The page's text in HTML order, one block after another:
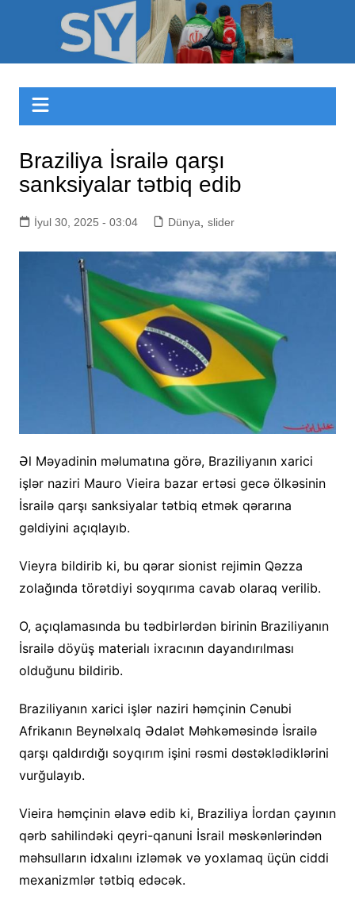
Sizinyol.org
Braziliya İsrailə qarşı
sanksiyalar tətbiq edib
İyul 30, 2025 - 03:04 Dünya slider
Əl Məyadinin məlumatına görə, Braziliyanın xarici
işlər naziri Mauro Vieira bazar ertəsi gecə ölkəsinin
İsrailə qarşı sanksiyalar tətbiq etmək qərarına
gəldiyini açıqlayıb.
Vieyra bildirib ki, bu qərar sionist rejimin Qəzza
zolağında törətdiyi soyqırıma cavab olaraq verilib.
O, açıqlamasında bu tədbirlərdən birinin Braziliyanın
İsrailə döyüş materialı ixracının dayandırılması
olduğunu bildirib.
Braziliyanın xarici işlər naziri həmçinin Cənubi
Afrikanın Beynəlxalq Ədalət Məhkəməsində İsrailə
qarşı qaldırdığı soyqırım işini rəsmi dəstəklədiklərini
vurğulayıb.
Vieira həmçinin əlavə edib ki, Braziliya İordan çayının
qərb sahilindəki qeyri-qanuni İsrail məskənlərindən
məhsulların idxalını izləmək və yoxlamaq üçün ciddi
mexanizmlər tətbiq edəcək.